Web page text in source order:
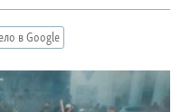
в Google